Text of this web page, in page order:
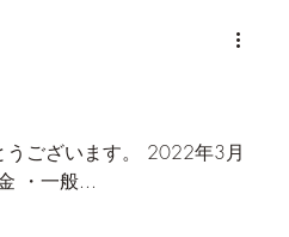
以下の通り改定させて頂きます。 ■改定料金 ・一般...